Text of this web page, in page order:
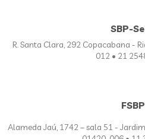
SBP-
R. Santa Clara, 292 Copacabana -
012 • 21
FSBP
Alameda Jaú, 1742 – sala 51 -